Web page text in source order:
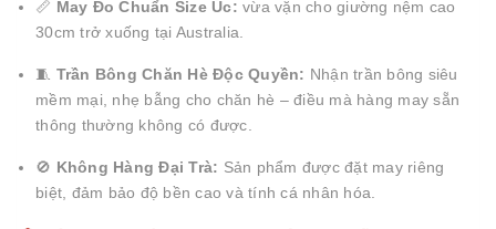
📏 May Đo Chuẩn Size Úc: vừa vặn cho giường nệm cao
30cm trở xuống tại Australia.
🧵 Trần Bông Chăn Hè Độc Quyền: Nhận trần bông siêu
mềm mại, nhẹ bẫng cho chăn hè – điều mà hàng may sẵn
thông thường không có được.
🚫 Không Hàng Đại Trà: Sản phẩm được đặt may riêng
biệt, đảm bảo độ bền cao và tính cá nhân hóa.